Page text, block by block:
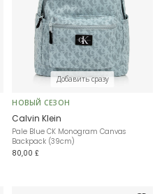
Добавить сразу
НОВЫЙ СЕЗОН
Calvin Klein
Pale Blue CK Monogram Canvas
Backpack (39cm)
80,00 £